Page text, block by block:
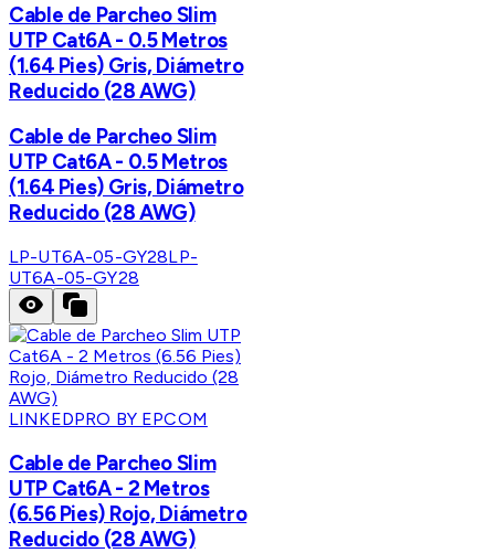
Cable de Parcheo Slim
UTP Cat6A - 0.5 Metros
(1.64 Pies) Gris, Diámetro
Reducido (28 AWG)
Cable de Parcheo Slim
UTP Cat6A - 0.5 Metros
(1.64 Pies) Gris, Diámetro
Reducido (28 AWG)
LP-UT6A-05-GY28LP-
UT6A-05-GY28
LINKEDPRO BY EPCOM
Cable de Parcheo Slim
UTP Cat6A - 2 Metros
(6.56 Pies) Rojo, Diámetro
Reducido (28 AWG)